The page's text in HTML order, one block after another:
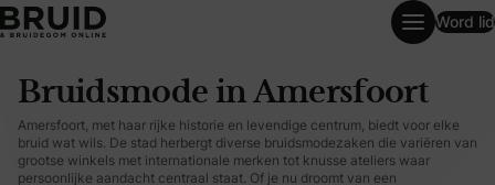
Word lid
Bruidsmode in Amersfoort
Amersfoort, met haar rijke historie en levendige centrum, biedt voor elke
bruid wat wils. De stad herbergt diverse bruidsmodezaken die variëren van
grootse winkels met internationale merken tot knusse ateliers waar
persoonlijke aandacht centraal staat. Of je nu droomt van een